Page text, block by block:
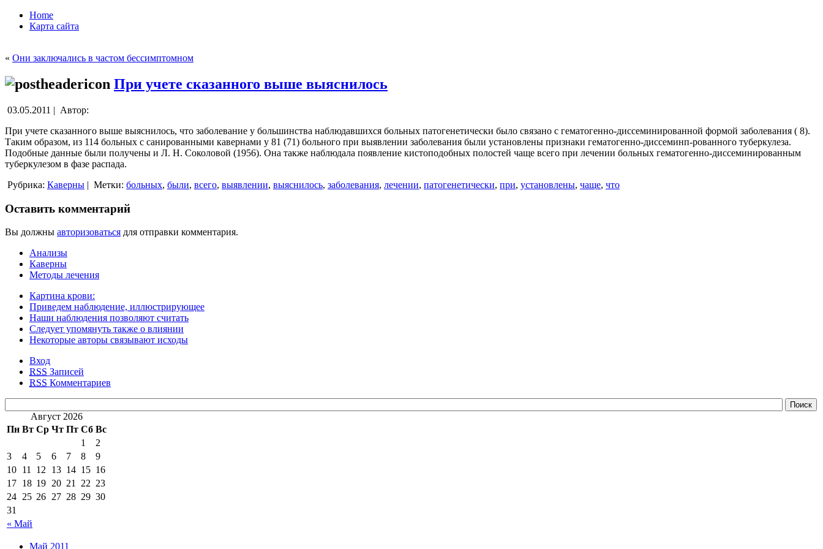
Home
Карта сайта
« Они заключались в частом бессимптомном
При учете сказанного выше выяснилось
03.05.2011 | Автор:
При учете сказанного выше выяснилось, что заболевание у большинства наблюдавшихся больных патогенетически было связано с гематогенно-диссеминированной формой заболевания ( 8).
Таким образом, из 114 больных с санированными кавернами у 81 (71) больного при выявлении заболевания были установлены признаки гематогенно-диссеминп-рованного туберкулеза.
Подобные данные были получены и Л. Н. Соколовой (1956). Она также наблюдала появление кистоподобных полостей чаще всего при лечении больных гематогенно-диссеминированным
туберкулезом в фазе распада.
Рубрика: Каверны | Метки: больных, были, всего, выявлении, выяснилось, заболевания, лечении, патогенетически, при, установлены, чаще, что
Оставить комментарий
Вы должны авторизоваться для отправки комментария.
Анализы
Каверны
Методы лечения
Картина крови:
Приведем наблюдение, иллюстрирующее
Наши наблюдения позволяют считать
Следует упомянуть также о влиянии
Некоторые авторы связывают исходы
Вход
RSS Записей
RSS Комментариев
Август 2026
Пн Вт Ср Чт Пт Сб Вс
« Май
1
2
3
4 5 6 7 8
9
10 11 12 13 14 15 16
17 18 19 20 21 22 23
24 25 26 27 28 29 30
31
Май 2011